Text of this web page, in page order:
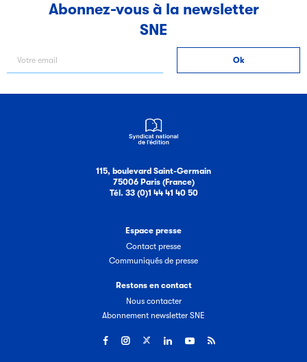
Abonnez-vous à la newsletter
SNE
115, boulevard Saint-Germain
75006 Paris (France)
Tél. 33 (0)1 44 41 40 50
Espace presse
Contact presse
Communiqués de presse
Restons en contact
Nous contacter
Abonnement newsletter SNE